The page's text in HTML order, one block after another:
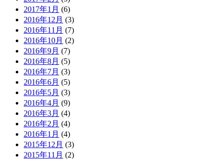
2017年1月 (6)
2016年12月 (3)
2016年11月 (7)
2016年10月 (2)
2016年9月 (7)
2016年8月 (5)
2016年7月 (3)
2016年6月 (5)
2016年5月 (3)
2016年4月 (9)
2016年3月 (4)
2016年2月 (4)
2016年1月 (4)
2015年12月 (3)
2015年11月 (2)